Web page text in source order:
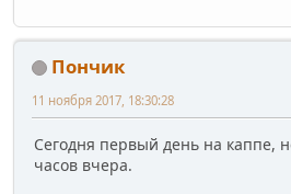
Пончик
11 ноября 2017, 18:30:28
Сегодня первый день на каппе,
часов вчера.